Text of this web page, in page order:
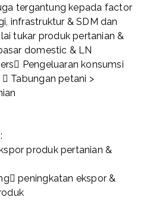
tergantung kepada factor
infrastruktur & SDM dan
tukar produk pertanian &
domestic & LN
Pengeluaran konsumsi
Tabungan petani >
produk pertanian &
peningkatan ekspor &